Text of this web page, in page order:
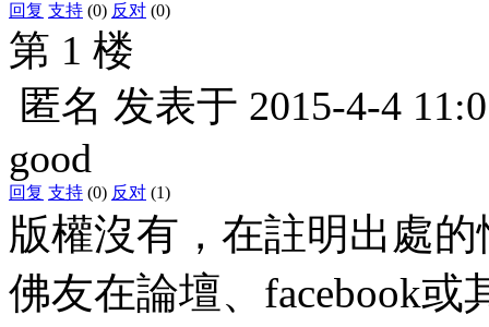
回复 支持 (0) 反对 (0)
第 1 楼
匿名 发表于 2015-4-4
good
回复 支持 (0) 反对 (1)
版權沒有，在註明出處
佛友在論壇、facebook